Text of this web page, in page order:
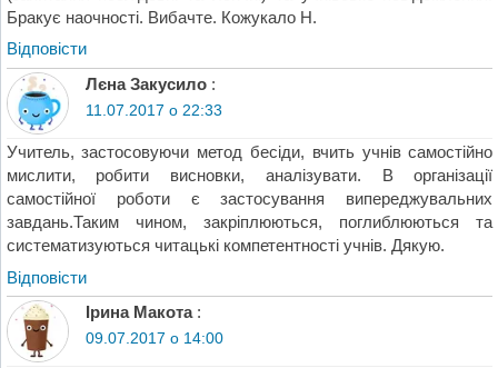
Бракує наочності. Вибачте. Кожукало Н.
Відповіcти
Лєна Закусило :
11.07.2017 о 22:33
Учитель, застосовуючи метод бесіди, вчить учнів самостійно
мислити, робити висновки, аналізувати. В організації
самостійної роботи є застосування випереджувальних
завдань.Таким чином, закріплюються, поглиблюються та
систематизуються читацькі компетентності учнів. Дякую.
Відповіcти
Ірина Макота :
09.07.2017 о 14:00